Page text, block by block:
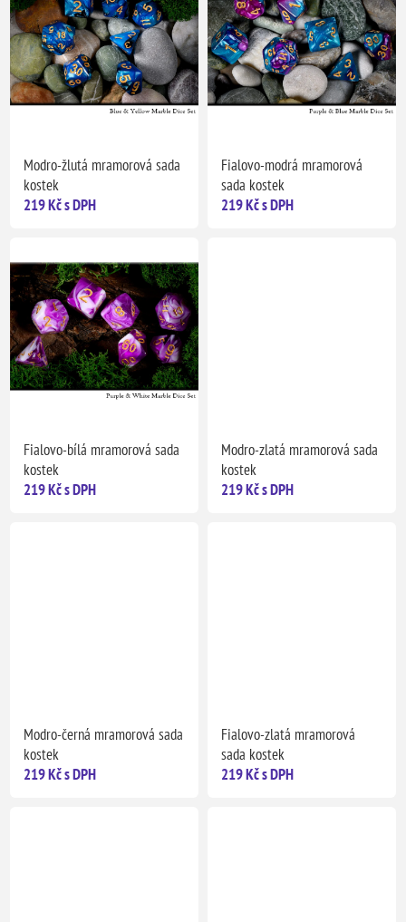
Modro-žlutá mramorová sada
kostek
219 Kč s DPH
Fialovo-modrá mramorová
sada kostek
219 Kč s DPH
Fialovo-bílá mramorová sada
kostek
219 Kč s DPH
Modro-zlatá mramorová sada
kostek
219 Kč s DPH
Modro-černá mramorová sada
kostek
219 Kč s DPH
Fialovo-zlatá mramorová
sada kostek
219 Kč s DPH